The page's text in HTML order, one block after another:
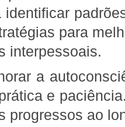
identificar
para
interpessoais.
a
e
progressos ao